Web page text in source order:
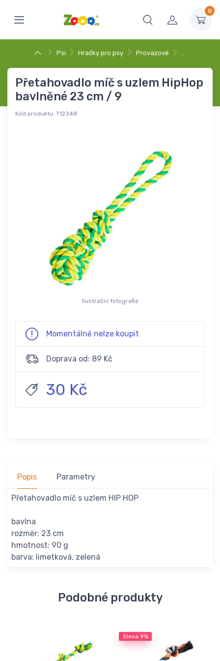
0
Psi Hračky pro psy Provazové …
Přetahovadlo míč s uzlem HipHop
bavlněné 23 cm / 9
Kód produktu: T12348
Ilustrační fotografie
Momentálně nelze koupit
Doprava od: 89 Kč
30 Kč
Popis Parametry
Přetahovadlo míč s uzlem HIP HOP
bavlna
rozměr: 23 cm
hmotnost: 90 g
barva: limetková, zelená
Podobné produkty
Sleva 9%